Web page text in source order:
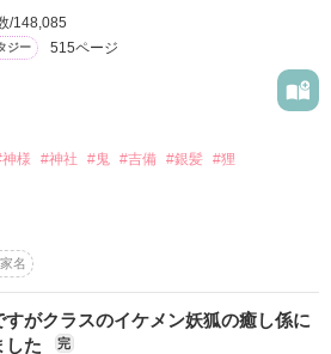
ワード 作家名 表紙コメント
/148,085
ジー 515ページ
様 #神社 #鬼 #吉備 #銀髪 #狸
。
目。
名
すがクラスのイケメン妖狐の癒し係に
した
完